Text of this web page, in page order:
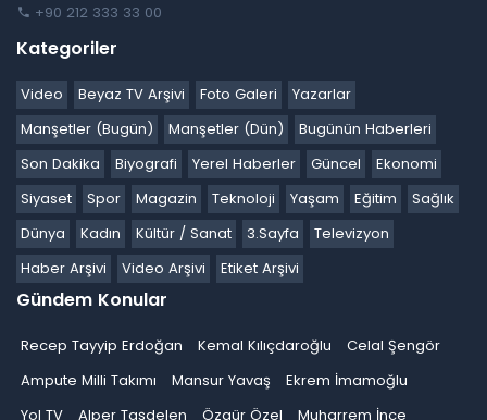
+90 212 333 33 00
Kategoriler
Video Beyaz TV Arşivi Foto Galeri
Yazarlar
Manşetler (Bugün)
Manşetler (Dün)
Bugünün Haberleri
Son Dakika
Biyografi Yerel Haberler Güncel
Ekonomi
Siyaset
Spor Magazin Teknoloji Yaşam Eğitim
Sağlık
Dünya
Kadın Kültür / Sanat 3.Sayfa
Televizyon
Haber Arşivi
Video Arşivi Etiket Arşivi
Gündem Konular
Recep Tayyip Erdoğan Kemal Kılıçdaroğlu
Celal Şengör
Ampute Milli Takımı
Mansur Yavaş
Ekrem İmamoğlu
Yol TV
Alper Taşdelen Özgür Özel Muharrem İnce